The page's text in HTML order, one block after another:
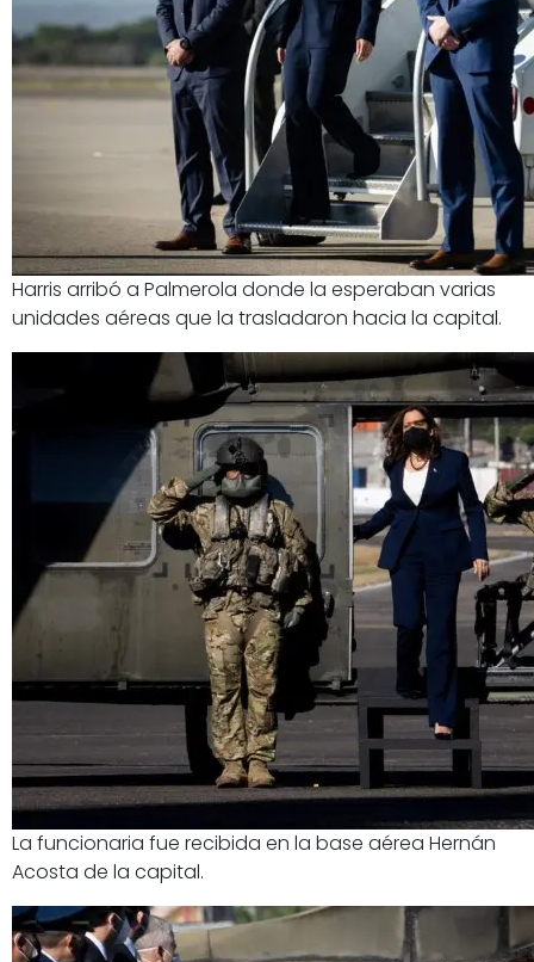
Harris arribó a Palmerola donde la esperaban varias
unidades aéreas que la trasladaron hacia la capital.
La funcionaria fue recibida en la base aérea Hernán
Acosta de la capital.